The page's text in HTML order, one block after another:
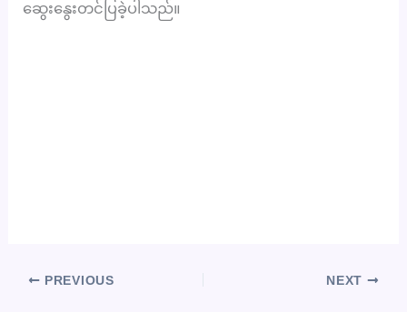
ဆွေးနွေးတင်ပြခဲ့ပါသည်။
PREVIOUS NEXT